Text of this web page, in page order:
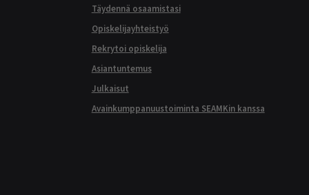
Täydennä osaamistasi
Opiskelijayhteistyö
Rekrytoi opiskelija
Asiantuntemus
Julkaisut
Avainkumppanuustoiminta SEAMKin kanssa